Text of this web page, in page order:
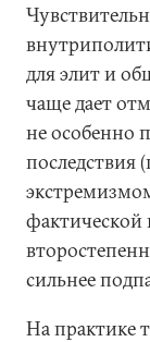
для элит и
чаще дает
не особенно
фактической
сильнее
На практике